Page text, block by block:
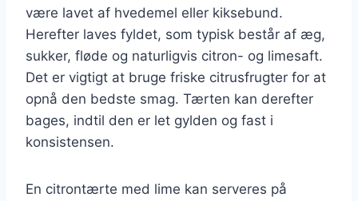
være lavet af hvedemel eller kiksebund.
Herefter laves fyldet, som typisk består af æg,
sukker, fløde og naturligvis citron- og limesaft.
Det er vigtigt at bruge friske citrusfrugter for at
opnå den bedste smag. Tærten kan derefter
bages, indtil den er let gylden og fast i
konsistensen.
En citrontærte med lime kan serveres på